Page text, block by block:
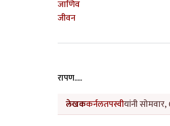
जाणिव
जीवन
रापण.....
लेखककर्नलतपस्वीयांनी